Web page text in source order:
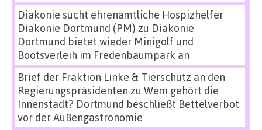
Diakonie sucht ehrenamtliche Hospizhelfer
Diakonie Dortmund (PM) zu Diakonie
Dortmund bietet wieder Minigolf und
Bootsverleih im Fredenbaumpark an
Brief der Fraktion Linke & Tierschutz an den
Regierungspräsidenten zu Wem gehört die
Innenstadt? Dortmund beschließt Bettelverbot
vor der Außengastronomie